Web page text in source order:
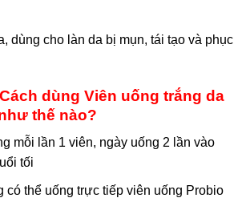
dùng cho làn da bị mụn, tái tạo và phục
dùng Viên uống trắng da
thế nào?
mỗi lần 1 viên, ngày uống 2 lần vào
tối
có thể uống trực tiếp viên uống Probio